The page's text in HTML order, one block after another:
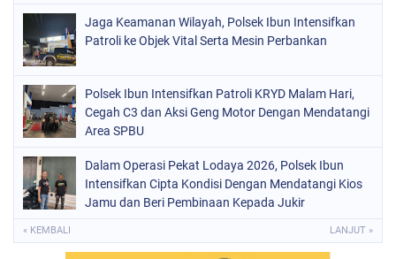
Jaga Keamanan Wilayah, Polsek Ibun Intensifkan
Patroli ke Objek Vital Serta Mesin Perbankan
Polsek Ibun Intensifkan Patroli KRYD Malam Hari,
Cegah C3 dan Aksi Geng Motor Dengan Mendatangi
Area SPBU
Dalam Operasi Pekat Lodaya 2026, Polsek Ibun
Intensifkan Cipta Kondisi Dengan Mendatangi Kios
Jamu dan Beri Pembinaan Kepada Jukir
« KEMBALI LANJUT »